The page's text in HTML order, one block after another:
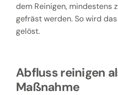
dem Reinigen, mindestens
gefräst werden. So wird
gelöst.
Abfluss reinigen
Maßnahme